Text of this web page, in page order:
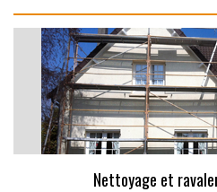
Nettoyage et